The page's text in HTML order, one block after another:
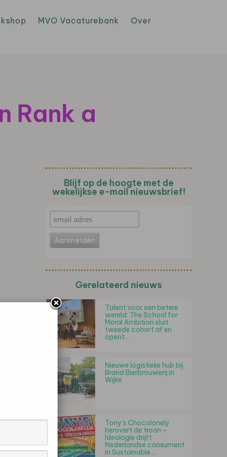
MVO Vacaturebank
Over
Rank a
Blijf op de hoogte met de
wekelijkse e-mail nieuwsbrief!
Gerelateerd nieuws
Talent voor een betere
wereld: The School for
Moral Ambition sluit
tweede cohort af en
opent…
Nieuwe logistieke hub bij
Brand Bierbrouwerij in
Wijlre
Tony’s Chocolonely
herovert de troon –
Ideologie drijft
Nederlandse consument
in Sustainable…